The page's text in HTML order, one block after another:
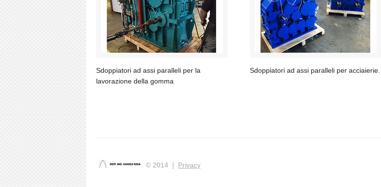
Sdoppiatori ad assi paralleli per la
lavorazione della gomma
Sdoppiatori ad assi paralleli per acciaierie.
© 2014 | Privacy